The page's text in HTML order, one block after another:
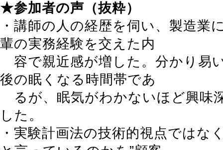
★参加者の声（抜粋）
・講師の人の経歴を伺い、製造業
輩の実務経験を交えた内
容で親近感が増した。分かり易
後の眠くなる時間帯であ
るが、眠気がわかないほど興味
した。
・実験計画法の技術的視点ではな